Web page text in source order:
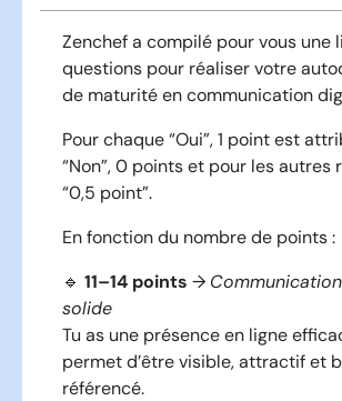
Zenchef a compilé pour vous une
questions pour réaliser votre
de maturité en communication
Pour chaque “Oui”, 1 point est
“Non”, 0 points et pour les autres
“0,5 point”.
En fonction du nombre de points :
🔹 11–14 points →
solide
Tu as une présence en ligne
permet d’être visible, attractif et
référencé.